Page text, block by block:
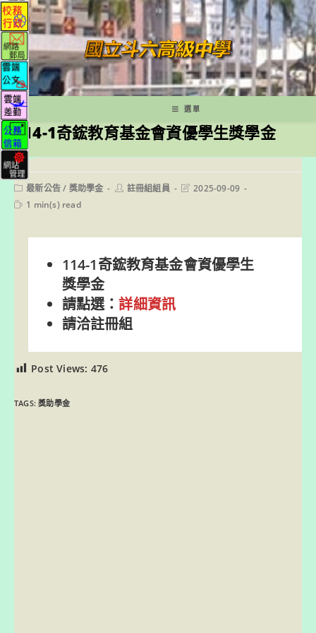
跳
轉
至
主
要
內
容
選單
114-1奇鋐教育基金會資優學生獎學金
Post
category:
最新公告/ 獎助學金
Post註冊組組員
Post2025-09-09
Reading
1 min(s) read
114-1奇鋐教育基金會資優學生
獎學金
請點選：詳細資訊
請洽註冊組
Post Views: 476
TAGS:獎助學金